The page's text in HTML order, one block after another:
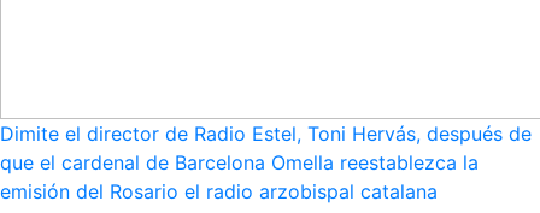
Dimite el director de Radio Estel, Toni Hervás, después de
que el cardenal de Barcelona Omella reestablezca la
emisión del Rosario el radio arzobispal catalana